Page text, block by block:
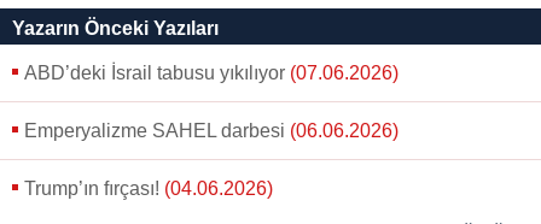
Yazarın Önceki Yazıları
ABD’deki İsrail tabusu yıkılıyor (07.06.2026)
Emperyalizme SAHEL darbesi (06.06.2026)
Trump’ın fırçası! (04.06.2026)